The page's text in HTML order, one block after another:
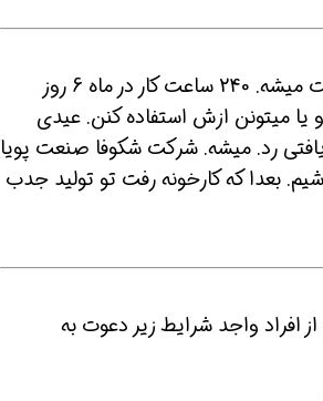
3- یک نفر افسر ایمنی نیازمندیم. حقوق حداکثر 4 تومن ماه ب ماه پرداخت میشه. 240 ساعت کار در ماه 6 روز
میشه و یا میتونن ازش استفاده کنن. عیدی
رد. میشه. شرکت شکوفا صنعت پویا
بعدا که کارخونه رفت تو تولید جدب
افراد واجد شرایط زیر دعوت به